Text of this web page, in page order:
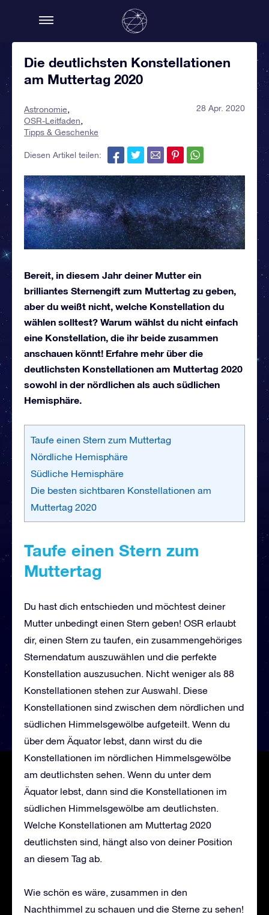
Die deutlichsten Konstellationen
am Muttertag 2020
Astronomie
OSR-Leitfaden
Tipps & Geschenke
28 Apr. 2020
Diesen Artikel teilen:
Bereit, in diesem Jahr deiner Mutter ein
brilliantes Sternengift zum Muttertag zu geben,
aber du weißt nicht, welche Konstellation du
wählen solltest? Warum wählst du nicht einfach
eine Konstellation, die ihr beide zusammen
anschauen könnt! Erfahre mehr über die
deutlichsten Konstellationen am Muttertag 2020
sowohl in der nördlichen als auch südlichen
Hemisphäre.
Taufe einen Stern zum Muttertag
Nördliche Hemisphäre
Südliche Hemisphäre
Die besten sichtbaren Konstellationen am
Muttertag 2020
Taufe einen Stern zum
Muttertag
Du hast dich entschieden und möchtest deiner
Mutter unbedingt einen Stern geben! OSR erlaubt
dir, einen Stern zu taufen, ein zusammengehöriges
Sternendatum auszuwählen und die perfekte
Konstellation auszusuchen. Nicht weniger als 88
Konstellationen stehen zur Auswahl. Diese
Konstellationen sind zwischen dem nördlichen und
südlichen Himmelsgewölbe aufgeteilt. Wenn du
über dem Äquator lebst, dann wirst du die
Konstellationen im nördlichen Himmelsgewölbe
am deutlichsten sehen. Wenn du unter dem
Äquator lebst, dann sind die Konstellationen im
südlichen Himmelsgewölbe am deutlichsten.
Welche Konstellationen am Muttertag 2020
deutlichsten sind, hängt also von deiner Position
an diesem Tag ab.
Wie schön es wäre, zusammen in den
Nachthimmel zu schauen und die Sterne zu sehen!